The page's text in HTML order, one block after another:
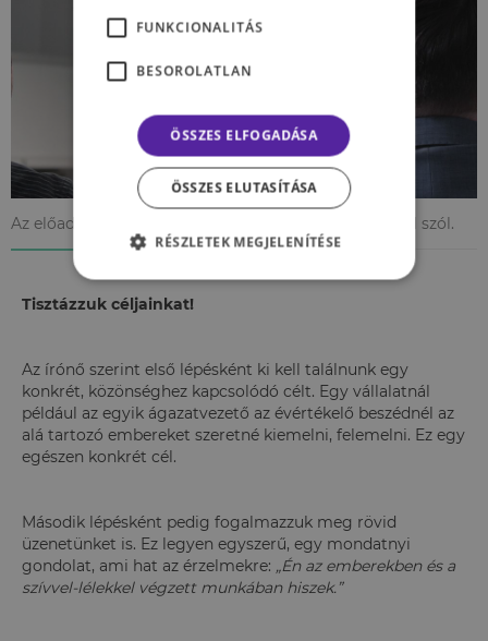
Az előadás nem az előadóról, hanem a hallgatóságról szól.
Tisztázzuk céljainkat!
Az írónő szerint első lépésként ki kell találnunk egy
konkrét, közönséghez kapcsolódó célt. Egy vállalatnál
például az egyik ágazatvezető az évértékelő beszédnél az
alá tartozó embereket szeretné kiemelni, felemelni. Ez egy
egészen konkrét cél.
Második lépésként pedig fogalmazzuk meg rövid
üzenetünket is. Ez legyen egyszerű, egy mondatnyi
gondolat, ami hat az érzelmekre: „Én az emberekben és a
szívvel-lélekkel végzett munkában hiszek.”
FUNKCIONALITÁS
BESOROLATLAN
ÖSSZES ELFOGADÁSA
ÖSSZES ELUTASÍTÁSA
RÉSZLETEK MEGJELENÍTÉSE